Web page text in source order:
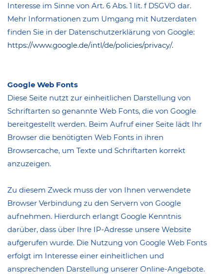
Interesse im Sinne von Art. 6 Abs. 1 lit. f DSGVO dar.
Mehr Informationen zum Umgang mit Nutzerdaten
finden Sie in der Datenschutzerklärung von Google:
https://www.google.de/intl/de/policies/privacy/.
Google Web Fonts
Diese Seite nutzt zur einheitlichen Darstellung von
Schriftarten so genannte Web Fonts, die von Google
bereitgestellt werden. Beim Aufruf einer Seite lädt Ihr
Browser die benötigten Web Fonts in ihren
Browsercache, um Texte und Schriftarten korrekt
anzuzeigen.
Zu diesem Zweck muss der von Ihnen verwendete
Browser Verbindung zu den Servern von Google
aufnehmen. Hierdurch erlangt Google Kenntnis
darüber, dass über Ihre IP-Adresse unsere Website
aufgerufen wurde. Die Nutzung von Google Web Fonts
erfolgt im Interesse einer einheitlichen und
ansprechenden Darstellung unserer Online-Angebote.